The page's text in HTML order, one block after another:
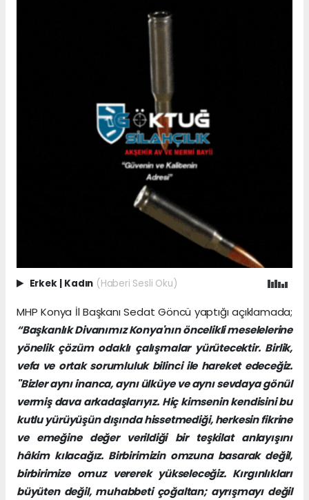
Erkek | Kadın (Haberi Sesli Oku)
MHP Konya İl Başkanı Sedat Göncü yaptığı açıklamada;
“Başkanlık Divanımız Konya'nınöncelikli meselelerine
yönelik çözüm odaklı çalışmalar yürütecektir. Birlik,
vefa ve ortak sorumluluk bilinci ile hareket edeceğiz.
"Bizler aynı inanca, aynı ülküye ve aynı sevdaya gönül
vermiş dava arkadaşlarıyız. Hiç kimsenin kendisini bu
kutlu yürüyüşün dışında hissetmediği, herkesin fikrine
ve emeğine değer verildiği bir teşkilat anlayışını
hâkim kılacağız. Birbirimizin omzuna basarak değil,
birbirimize omuz vererek yükseleceğiz. Kırgınlıkları
büyüten değil, muhabbeti çoğaltan; ayrışmayı değil